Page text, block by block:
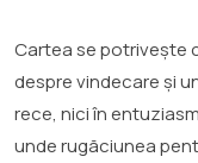
Cartea se potrivește
despre vindecare și
rece, nici în
unde rugăciunea